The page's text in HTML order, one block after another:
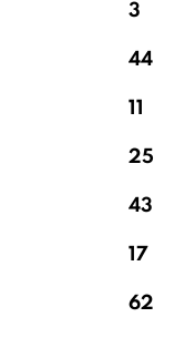
3
44
11
25
43
17
62